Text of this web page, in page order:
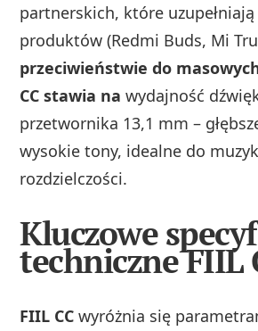
partnerskich, które
produktów (Redmi Buds, Mi
przeciwieństwie do
CC stawia nawydajność
przetwornika 13,1 mm –
wysokie tony, idealne do
rozdzielczości.
Kluczowe
techniczne FIIL
FIIL CC wyróżnia się